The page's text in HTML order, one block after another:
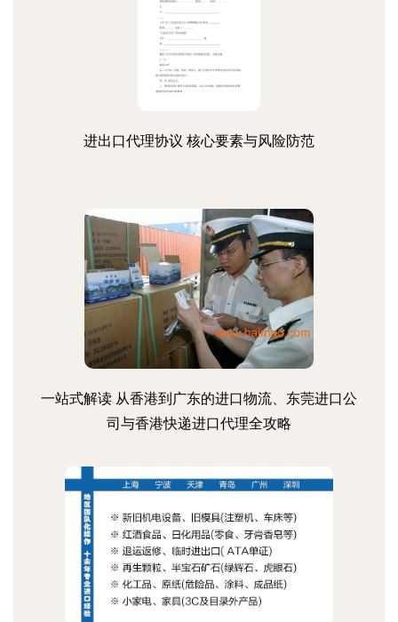
进出口代理协议 核心要素与风险防范
一站式解读 从香港到广东的进口物流、东莞进口公
司与香港快递进口代理全攻略